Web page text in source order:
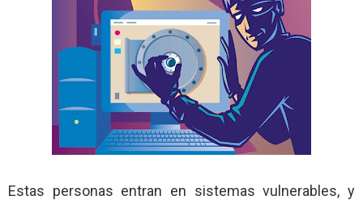
Estas personas entran en sistemas vulnerables, y